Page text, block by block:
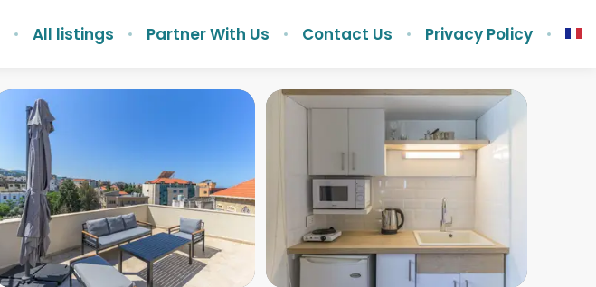
All listings Partner With Us Contact Us Privacy Policy